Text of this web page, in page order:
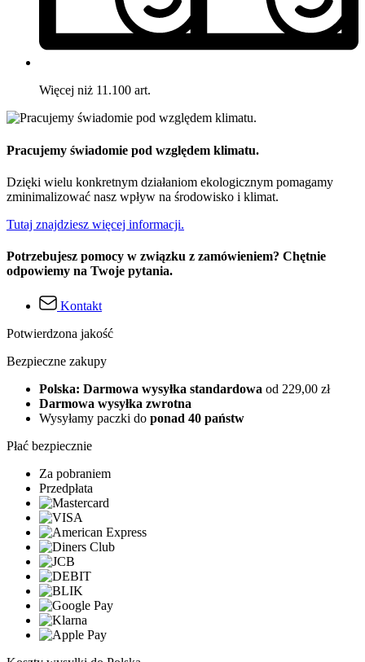
Więcej niż 11.100 art.
Pracujemy świadomie pod względem klimatu.
Dzięki wielu konkretnym działaniom ekologicznym pomagamy
zminimalizować nasz wpływ na środowisko i klimat.
Tutaj znajdziesz więcej informacji.
Potrzebujesz pomocy w związku z zamówieniem? Chętnie
odpowiemy na Twoje pytania.
Kontakt
Potwierdzona jakość
Bezpieczne zakupy
Polska: Darmowa wysyłka standardowa od 229,00 zł
Darmowa wysyłka zwrotna
Wysyłamy paczki do ponad 40 państw
Płać bezpiecznie
Za pobraniem
Przedpłata